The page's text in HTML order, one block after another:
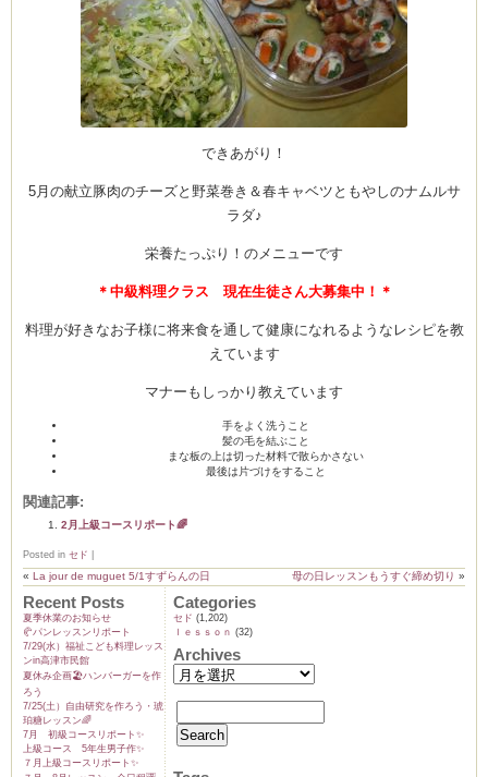
できあがり！
5月の献立豚肉のチーズと野菜巻き＆春キャベツともやしのナムルサ
ラダ♪
栄養たっぷり！のメニューです
＊中級料理クラス 現在生徒さん大募集中！＊
料理が好きなお子様に将来食を通して健康になれるようなレシピを教
えています
マナーもしっかり教えています
手をよく洗うこと
髪の毛を結ぶこと
まな板の上は切った材料で散らかさない
最後は片づけをすること
関連記事:
2月上級コースリポート🌈
Posted in セド
« La jour de muguet 5/1すずらんの日 母の日レッスンもうすぐ締め切り »
Recent Posts
夏季休業のお知らせ
🥐パンレッスンリポート
7/29(水）福祉こども料理レッス
ンin高津市民館
夏休み企画🏖️ハンバーガーを作
ろう
7/25(土）自由研究を作ろう・琥
珀糖レッスン🌈
7月 初級コースリポート✨️
上級コース 5年生男子作✨️
７月上級コースリポート✨️
Categories
セド (1,202)
ｌｅｓｓｏｎ (32)
Archives